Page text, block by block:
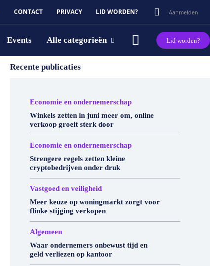
CONTACT PRIVACY LID WORDEN? Aanmelden
Events Alle categorieën Lid worden?
Recente publicaties
Economie en ondernemerschap
Winkels zetten in juni meer om, online
verkoop groeit sterk door
Economie en ondernemerschap
Strengere regels zetten kleine
cryptobedrijven onder druk
Vastgoed en veiligheid
Meer keuze op woningmarkt zorgt voor
flinke stijging verkopen
Algemeen
Waar ondernemers onbewust tijd en
geld verliezen op kantoor